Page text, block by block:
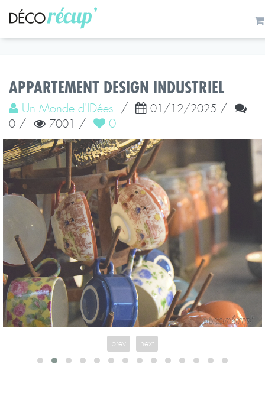
APPARTEMENT DESIGN INDUSTRIEL
Un Monde d'IDées / 01/12/2025 /
0 / 7001 / 0
Tasses chinées ça et là... posées sur un égouttoir à bouteilles
(récup)